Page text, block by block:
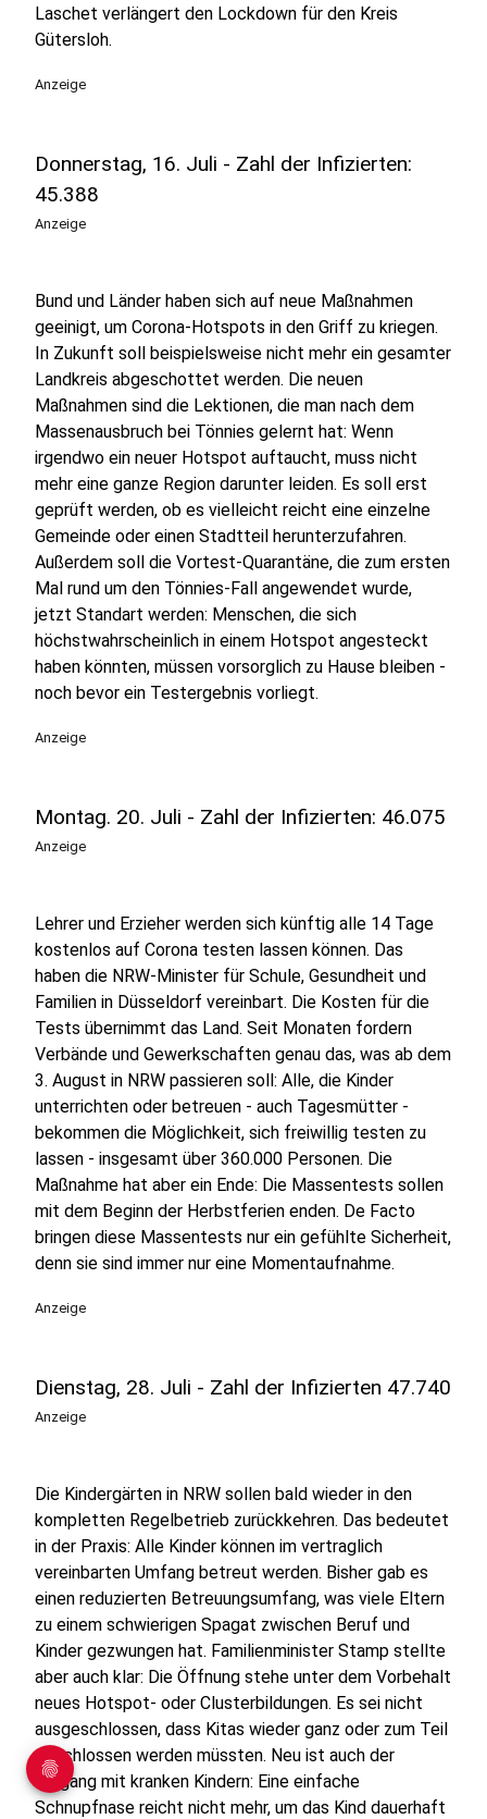
Laschet verlängert den Lockdown für den Kreis
Gütersloh.
Anzeige
Donnerstag, 16. Juli - Zahl der Infizierten:
45.388
Anzeige
Bund und Länder haben sich auf neue Maßnahmen
geeinigt, um Corona-Hotspots in den Griff zu kriegen.
In Zukunft soll beispielsweise nicht mehr ein gesamter
Landkreis abgeschottet werden. Die neuen
Maßnahmen sind die Lektionen, die man nach dem
Massenausbruch bei Tönnies gelernt hat: Wenn
irgendwo ein neuer Hotspot auftaucht, muss nicht
mehr eine ganze Region darunter leiden. Es soll erst
geprüft werden, ob es vielleicht reicht eine einzelne
Gemeinde oder einen Stadtteil herunterzufahren.
Außerdem soll die Vortest-Quarantäne, die zum ersten
Mal rund um den Tönnies-Fall angewendet wurde,
jetzt Standart werden: Menschen, die sich
höchstwahrscheinlich in einem Hotspot angesteckt
haben könnten, müssen vorsorglich zu Hause bleiben -
noch bevor ein Testergebnis vorliegt.
Anzeige
Montag. 20. Juli - Zahl der Infizierten: 46.075
Anzeige
Lehrer und Erzieher werden sich künftig alle 14 Tage
kostenlos auf Corona testen lassen können. Das
haben die NRW-Minister für Schule, Gesundheit und
Familien in Düsseldorf vereinbart. Die Kosten für die
Tests übernimmt das Land. Seit Monaten fordern
Verbände und Gewerkschaften genau das, was ab dem
3. August in NRW passieren soll: Alle, die Kinder
unterrichten oder betreuen - auch Tagesmütter -
bekommen die Möglichkeit, sich freiwillig testen zu
lassen - insgesamt über 360.000 Personen. Die
Maßnahme hat aber ein Ende: Die Massentests sollen
mit dem Beginn der Herbstferien enden. De Facto
bringen diese Massentests nur ein gefühlte Sicherheit,
denn sie sind immer nur eine Momentaufnahme.
Anzeige
Dienstag, 28. Juli - Zahl der Infizierten 47.740
Anzeige
Die Kindergärten in NRW sollen bald wieder in den
kompletten Regelbetrieb zurückkehren. Das bedeutet
in der Praxis: Alle Kinder können im vertraglich
vereinbarten Umfang betreut werden. Bisher gab es
einen reduzierten Betreuungsumfang, was viele Eltern
zu einem schwierigen Spagat zwischen Beruf und
Kinder gezwungen hat. Familienminister Stamp stellte
aber auch klar: Die Öffnung stehe unter dem Vorbehalt
neues Hotspot- oder Clusterbildungen. Es sei nicht
ausgeschlossen, dass Kitas wieder ganz oder zum Teil
geschlossen werden müssten. Neu ist auch der
Umgang mit kranken Kindern: Eine einfache
Schnupfnase reicht nicht mehr, um das Kind dauerhaft